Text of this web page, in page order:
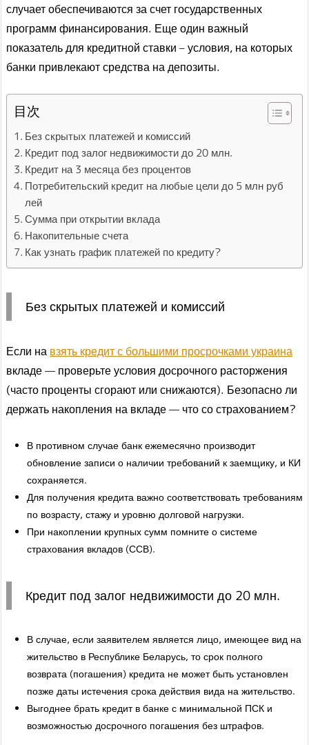
случает обеспечиваются за счет государственных
программ финансирования. Еще один важный
показатель для кредитной ставки – условия, на которых
банки привлекают средства на депозиты.
目次
Без скрытых платежей и комиссий
Кредит под залог недвижимости до 20 млн.
Кредит на 3 месяца без процентов
Потребительский кредит на любые цели до 5 млн руб
лей
Сумма при открытии вклада
Накопительные счета
Как узнать график платежей по кредиту?
Без скрытых платежей и комиссий
Если на взять кредит с большими просрочками украина
вкладе — проверьте условия досрочного расторжения
(часто проценты сгорают или снижаются). Безопасно ли
держать накопления на вкладе — что со страхованием?
В противном случае банк ежемесячно производит
обновление записи о наличии требований к заемщику, и КИ
сохраняется.
Для получения кредита важно соответствовать требованиям
по возрасту, стажу и уровню долговой нагрузки.
При накоплении крупных сумм помните о системе
страхования вкладов (ССВ).
Кредит под залог недвижимости до 20 млн.
В случае, если заявителем является лицо, имеющее вид на
жительство в Республике Беларусь, то срок полного
возврата (погашения) кредита не может быть установлен
позже даты истечения срока действия вида на жительство.
Выгоднее брать кредит в банке с минимальной ПСК и
возможностью досрочного погашения без штрафов.